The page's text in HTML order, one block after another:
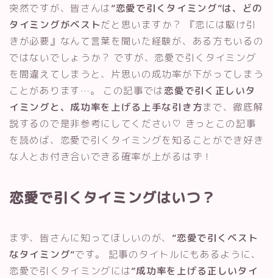
突然ですが、皆さんは”恋愛で引くタイミング”は、どの
タイミングがベストだと思いますか？ 『恋には駆け引
きが必要』なんて言葉を聞いた経験が、ある方もいるの
ではないでしょうか？ ですが、恋愛で引くタイミング
を間違えてしまうと、片思いの成功率が下がってしまう
ことがあります…。 この記事では恋愛で引く正しいタ
イミングと、成功率を上げる上手な引き方まで、徹底解
説するので是非参考にしてください♡ きっとこの記事
を読めば、恋愛で引くタイミングを知ることができ好き
な人とお付き合いできる確率が上がるはず！
恋愛で引くタイミングはいつ？
まず、皆さんに知ってほしいのが、 ”恋愛で引くベスト
なタイミング”です。 記事のタイトルにもあるように、
恋愛で引くタイミングには”成功率を上げる正しいタイ